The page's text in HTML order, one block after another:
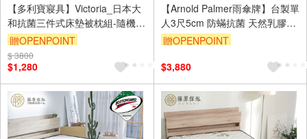
【多利寶寢具】Victoria_日本大
和抗菌三件式床墊被枕組-隨機出
貨(1組)
贈OPENPOINT
$ 3800
$1,280
【Arnold Palmer雨傘牌】台製單
人3尺5cm 防蟎抗菌 天然乳膠床
墊
贈OPENPOINT
$3,880